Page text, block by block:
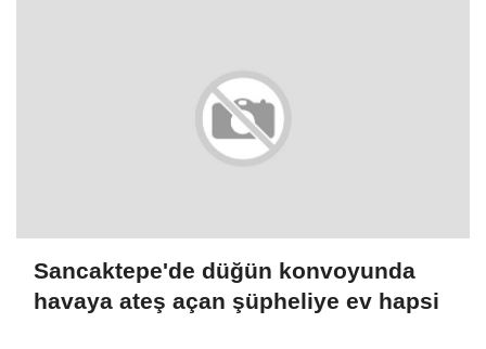
Sancaktepe'de düğün konvoyunda
havaya ateş açan şüpheliye ev hapsi